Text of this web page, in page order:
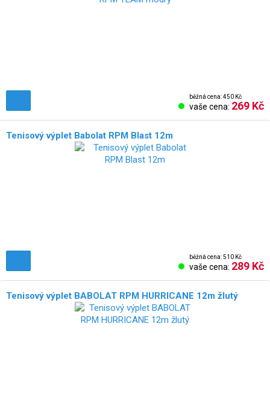
běžná cena: 450 Kč
vaše cena: 269 Kč
Tenisový výplet Babolat RPM Blast 12m
běžná cena: 510 Kč
vaše cena: 289 Kč
Tenisový výplet BABOLAT RPM HURRICANE 12m žlutý